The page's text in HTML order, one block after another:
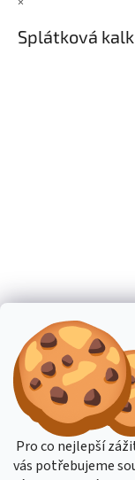
Pro co nejlepší
vás potřebujeme
Splátková